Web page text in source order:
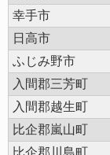
幸手市
日高市
ふじみ野市
入間郡三芳町
入間郡越生町
比企郡嵐山町
比企郡川島町